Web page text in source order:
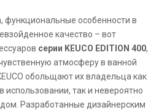
функциональные особенности в
качество – вот
серии KEUCO EDITION 400,
атмосферу в ванной
обольщают их владельца как
использовании, так и невероятно
Разработанные дизайнерским